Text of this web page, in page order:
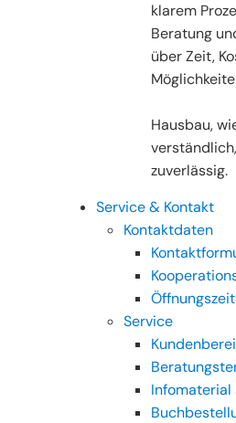
klarem
Beratung
über Zeit,
Hausbau,
zuverlässig.
Service & Kontakt
Kontaktdaten
Service